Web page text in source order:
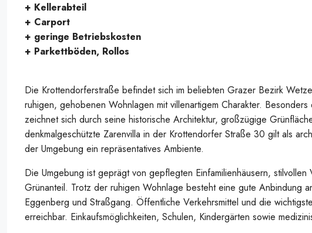
+ Kellerabteil
+ Carport
+ geringe Betriebskosten
+ Parkettböden, Rollos
Die Krottendorferstraße befindet sich im beliebten Grazer Bezirk
ruhigen, gehobenen Wohnlagen mit villenartigem Charakter.
zeichnet sich durch seine historische Architektur, großzügige
denkmalgeschützte Zarenvilla in der Krottendorfer Straße 30 gilt als
der Umgebung ein repräsentatives Ambiente.
Die Umgebung ist geprägt von gepflegten Einfamilienhäusern,
Grünanteil. Trotz der ruhigen Wohnlage besteht eine gute Anbindung
Eggenberg und Straßgang. Öffentliche Verkehrsmittel und die
erreichbar. Einkaufsmöglichkeiten, Schulen, Kindergärten sowie